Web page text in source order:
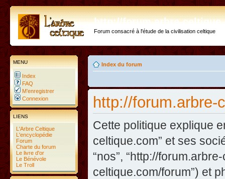
http://forum.arbre-
Forum consacré à l'étude de la civilisation celtique
MENU
Index
FAQ
M’enregistrer
Connexion
LIENS
L'Arbre Celtique
L'encyclopédie
Forum
Charte du forum
Le livre d'or
Le Bénévole
Le Troll
Index du forum
http://forum.arbre-
Cette politique explique
celtique.com” et ses
“nos”, “http://
celtique.com/forum”) et